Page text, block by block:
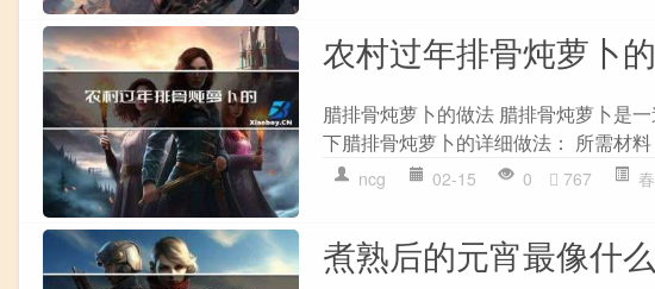
农村过年排骨炖萝卜
腊排骨炖萝卜的做法 腊排骨炖萝卜是
下腊排骨炖萝卜的详细做法： 所需材
ncg 02-15 0 767
煮熟后的元宵最像什么